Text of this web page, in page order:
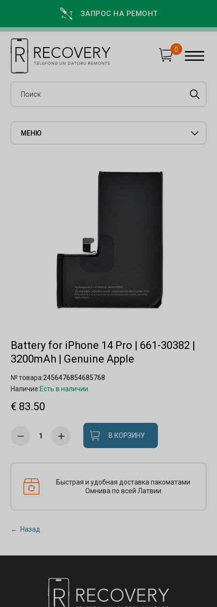
ЗАПРОС НА РЕМОНТ
0
МЕНЮ
Battery for iPhone 14 Pro | 661-30382 |
3200mAh | Genuine Apple
№ товара:2456476854685768
Наличие:Есть в наличии
€ 83.50
В КОРЗИНУ
Быстрая и удобная доставка пакоматами
Омнива по всей Латвии
← Назад